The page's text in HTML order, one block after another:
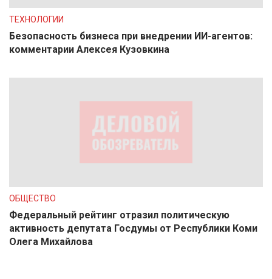
ТЕХНОЛОГИИ
Безопасность бизнеса при внедрении ИИ-агентов:
комментарии Алексея Кузовкина
ОБЩЕСТВО
Федеральный рейтинг отразил политическую
активность депутата Госдумы от Республики Коми
Олега Михайлова